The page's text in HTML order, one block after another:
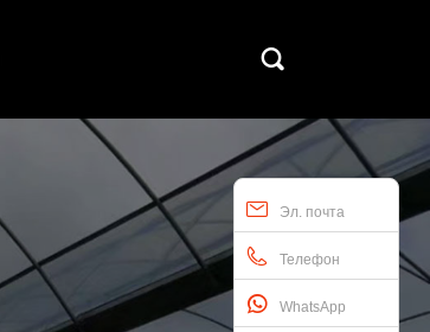

Эл. почта
Телефон
WhatsApp